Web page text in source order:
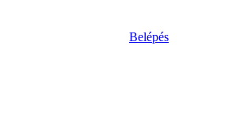
Belépés